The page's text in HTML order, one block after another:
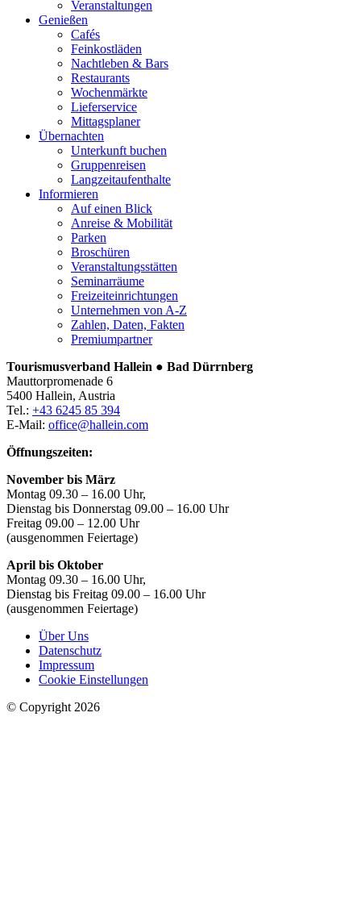
Veranstaltungen
Genießen
Cafés
Feinkostläden
Nachtleben & Bars
Restaurants
Wochenmärkte
Lieferservice
Mittagsplaner
Übernachten
Unterkunft buchen
Gruppenreisen
Langzeitaufenthalte
Informieren
Auf einen Blick
Anreise & Mobilität
Parken
Broschüren
Veranstaltungsstätten
Seminarräume
Freizeiteinrichtungen
Unternehmen von A-Z
Zahlen, Daten, Fakten
Premiumpartner
Tourismusverband Hallein ● Bad Dürrnberg
Mauttorpromenade 6
5400 Hallein, Austria
Tel.: +43 6245 85 394
E-Mail: office@hallein.com
Öffnungszeiten:
November bis März
Montag 09.30 – 16.00 Uhr,
Dienstag bis Donnerstag 09.00 – 16.00 Uhr
Freitag 09.00 – 12.00 Uhr
(ausgenommen Feiertage)
April bis Oktober
Montag 09.30 – 16.00 Uhr,
Dienstag bis Freitag 09.00 – 16.00 Uhr
(ausgenommen Feiertage)
Über Uns
Datenschutz
Impressum
Cookie Einstellungen
© Copyright 2026